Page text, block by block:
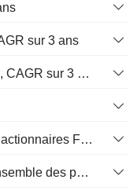
sur 3 ans
Flux de trésorerie d’exploitation, CAGR sur 3 ans
Flux de trésorerie libre pour les actionnaires FCFE, CAGR sur 3 ans
Flux de trésorerie libre pour l’ensemble des pourvoyeurs de fonds (créanciers et actionnaires) FCFF, CAGR sur 3 ans